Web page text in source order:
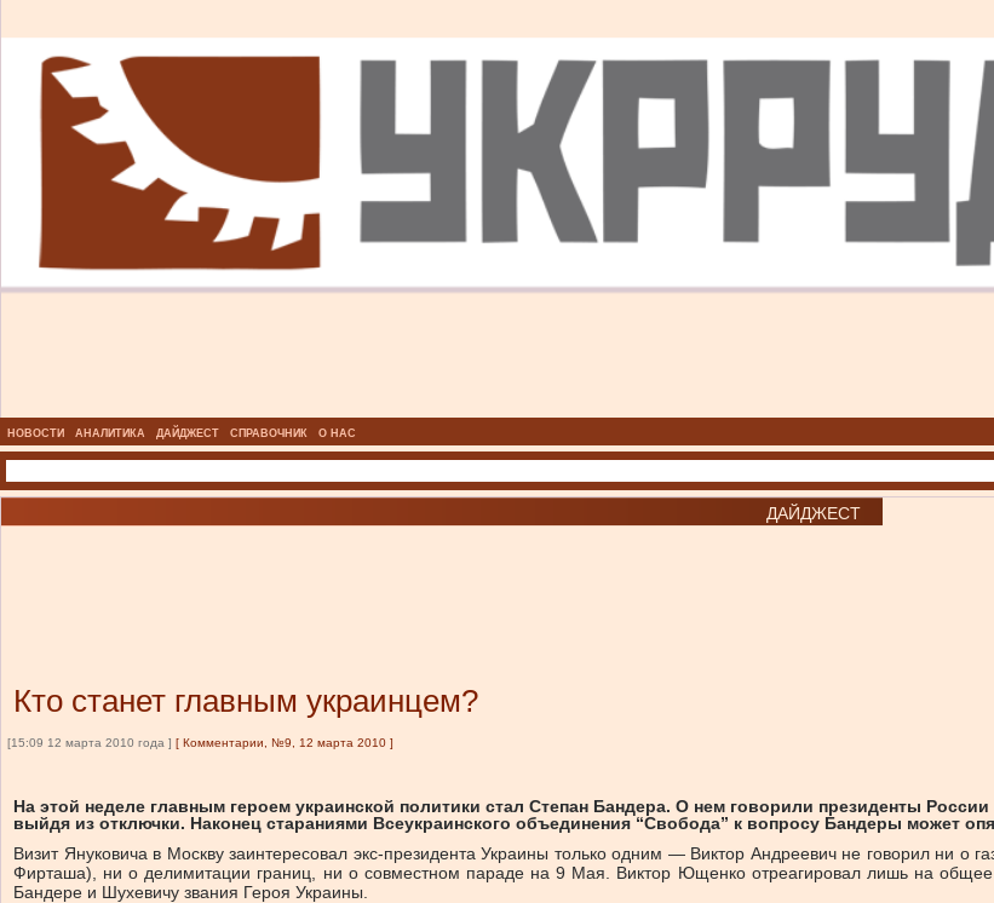
НОВОСТИ АНАЛИТИКА ДАЙДЖЕСТ СПРАВОЧНИК О НАС
ДАЙДЖЕСТ
Кто станет главным украинцем?
[15:09 12 марта 2010 года ] [ Комментарии, №9, 12 марта 2010 ]
На этой неделе главным героем украинской политики стал Степан Бандера. О нем говорили президенты
выйдя из отключки. Наконец стараниями Всеукраинского объединения “Свобода” к вопросу Бандеры может
Визит Януковича в Москву заинтересовал экс-президента Украины только одним — Виктор Андреевич не говорил ни о
Фирташа), ни о делимитации границ, ни о совместном параде на 9 Мая. Виктор Ющенко отреагировал лишь на общее
Бандере и Шухевичу звания Героя Украины.